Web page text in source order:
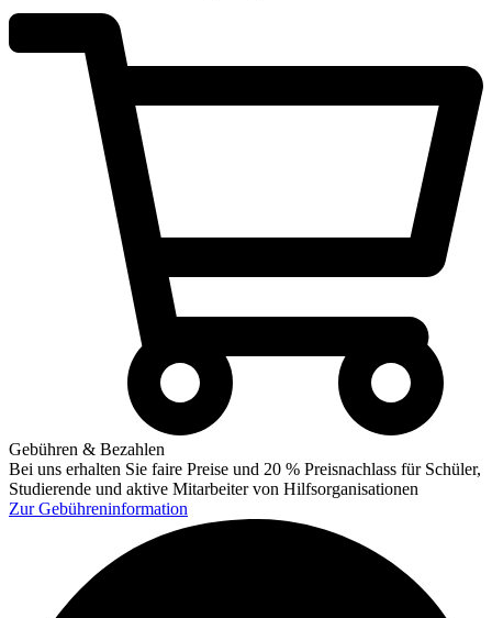
Gebühren & Bezahlen
Bei uns erhalten Sie faire Preise und 20 % Preisnachlass für Schüler,
Studierende und aktive Mitarbeiter von Hilfsorganisationen
ZurGebühreninformation